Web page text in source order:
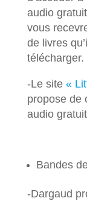
audio
vous
de livres
télécharger.
-Le site «
propose de
audio
Bandes
-Dargaud